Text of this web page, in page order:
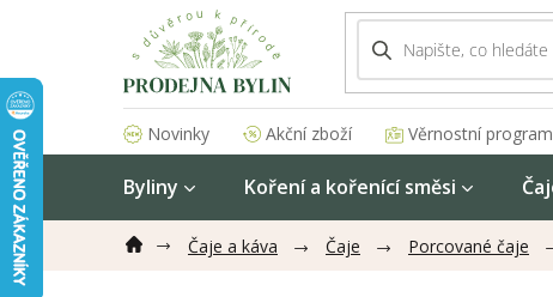
Novinky Akční zboží Věrnostní program
Byliny Koření a kořenící směsi
Čaje a káva Čaje Porcované čaje